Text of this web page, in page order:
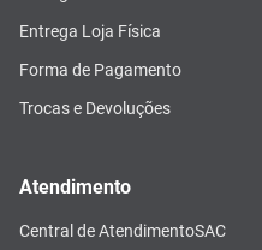
Entrega Loja Física
Forma de Pagamento
Trocas e Devoluções
Atendimento
Central de AtendimentoSAC